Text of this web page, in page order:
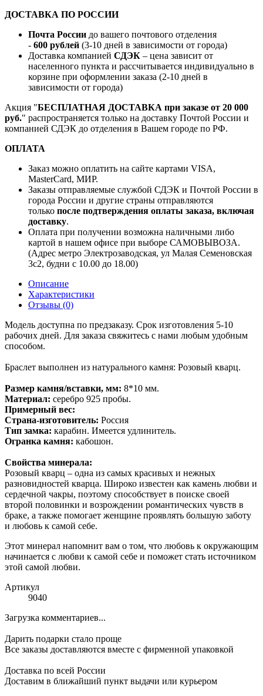
ДОСТАВКА ПО РОССИИ
Почта России до вашего почтового отделения
- 600 рублей (3-10 дней в зависимости от города)
Доставка компанией СДЭК – цена зависит от
населенного пункта и рассчитывается индивидуально в
корзине при оформлении заказа (2-10 дней в
зависимости от города)
Акция "БЕСПЛАТНАЯ ДОСТАВКА при заказе от 20 000
руб." распространяется только на доставку Почтой России и
компанией СДЭК до отделения в Вашем городе по РФ.
ОПЛАТА
Заказ можно оплатить на сайте картами VISA,
MasterCard, МИР.
Заказы отправляемые службой СДЭК и Почтой России в
города России и другие страны отправляются
только после подтверждения оплаты заказа, включая
доставку.
Оплата при получении возможна наличными либо
картой в нашем офисе при выборе САМОВЫВОЗА.
(Адрес метро Электрозаводская, ул Малая Семеновская
3с2, будни с 10.00 до 18.00)
Описание
Характеристики
Отзывы (0)
Модель доступна по предзаказу. Срок изготовления 5-10
рабочих дней. Для заказа свяжитесь с нами любым удобным
способом.
Браслет выполнен из натурального камня: Розовый кварц.
Размер камня/вставки, мм: 8*10 мм.
Материал: серебро 925 пробы.
Примерный вес:
Страна-изготовитель: Россия
Тип замка: карабин. Имеется удлинитель.
Огранка камня: кабошон.
Свойства минерала:
Розовый кварц – одна из самых красивых и нежных
разновидностей кварца. Широко известен как камень любви и
сердечной чакры, поэтому способствует в поиске своей
второй половинки и возрождении романтических чувств в
браке, а также помогает женщине проявлять большую заботу
и любовь к самой себе.
Этот минерал напомнит вам о том, что любовь к окружающим
начинается с любви к самой себе и поможет стать источником
этой самой любви.
Артикул
9040
Загрузка комментариев...
Дарить подарки стало проще
Все заказы доставляются вместе c фирменной упаковкой
Доставка по всей России
Доставим в ближайший пункт выдачи или курьером